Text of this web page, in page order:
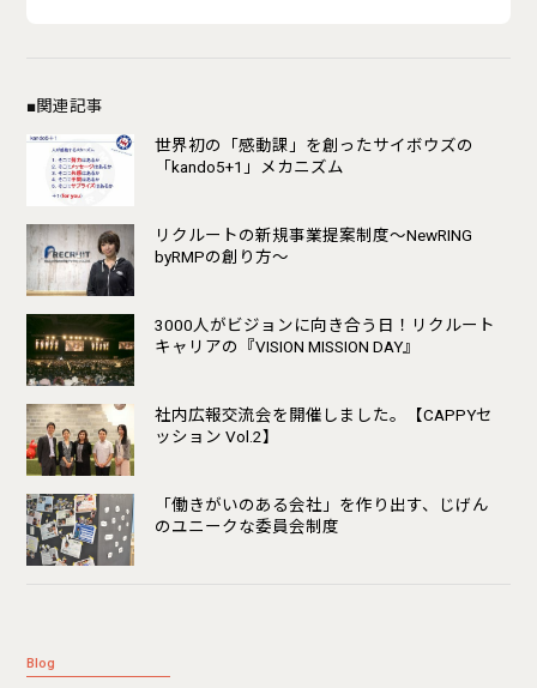
■関連記事
世界初の「感動課」を創ったサイボウズの
「kando5+1」メカニズム
リクルートの新規事業提案制度〜NewRING
byRMPの創り方〜
3000人がビジョンに向き合う日！リクルート
キャリアの『VISION MISSION DAY』
社内広報交流会を開催しました。【CAPPYセ
ッション Vol.2】
「働きがいのある会社」を作り出す、じげん
のユニークな委員会制度
Blog